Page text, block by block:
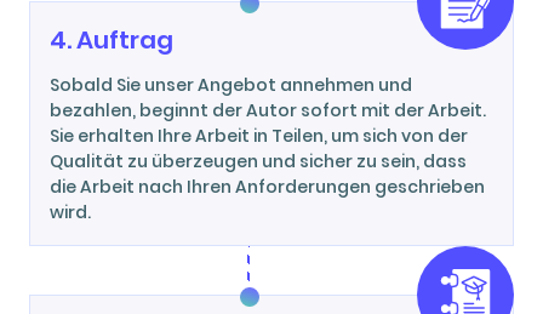
4. Auftrag
Sobald Sie unser Angebot annehmen und
bezahlen, beginnt der Autor sofort mit der Arbeit.
Sie erhalten Ihre Arbeit in Teilen, um sich von der
Qualität zu überzeugen und sicher zu sein, dass
die Arbeit nach Ihren Anforderungen geschrieben
wird.